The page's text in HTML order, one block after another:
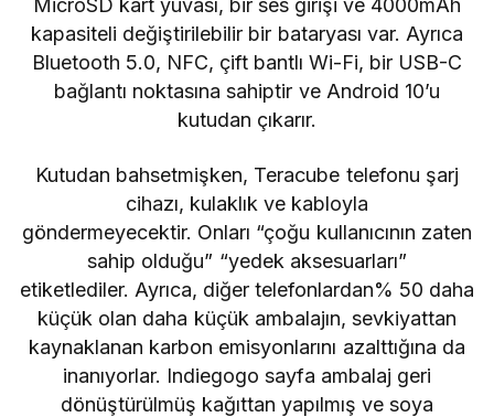
kapasiteli değiştirilebilir bir bataryası var. Ayrıca
Bluetooth 5.0, NFC, çift bantlı Wi-Fi, bir USB-C
bağlantı noktasına sahiptir ve Android 10’u
kutudan çıkarır.
Kutudan bahsetmişken, Teracube telefonu şarj
cihazı, kulaklık ve kabloyla
göndermeyecektir. Onları “çoğu kullanıcının zaten
sahip olduğu” “yedek aksesuarları”
etiketlediler. Ayrıca, diğer telefonlardan% 50 daha
küçük olan daha küçük ambalajın, sevkiyattan
kaynaklanan karbon emisyonlarını azalttığına da
inanıyorlar. Indiegogo sayfa ambalaj geri
dönüştürülmüş kağıttan yapılmış ve soya